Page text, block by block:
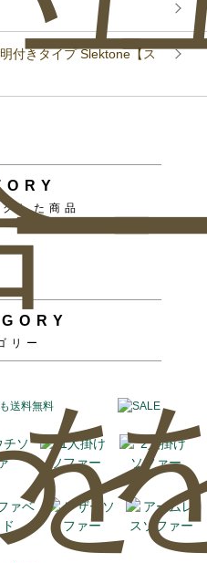
ー
を
付きタイプ Slektone【ス
した商品
リー